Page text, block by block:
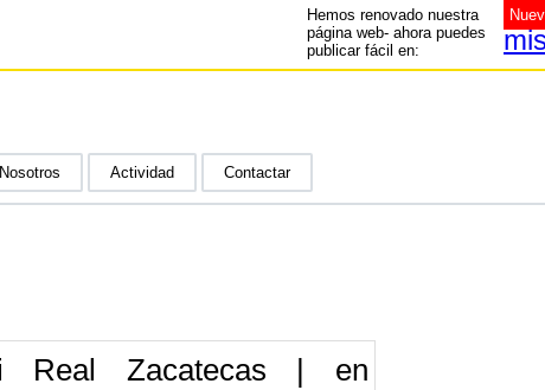
Hemos renovado nuestra
página web- ahora puedes
publicar fácil en:
Nosotros Actividad Contactar
Real Zacatecas | en